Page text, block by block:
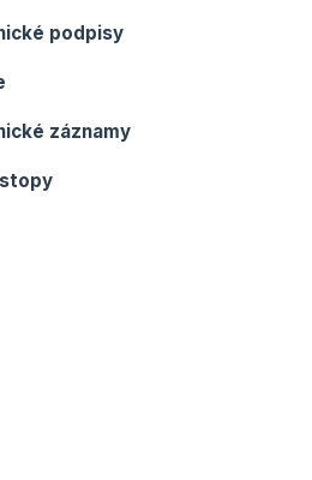
podpisy
záznamy